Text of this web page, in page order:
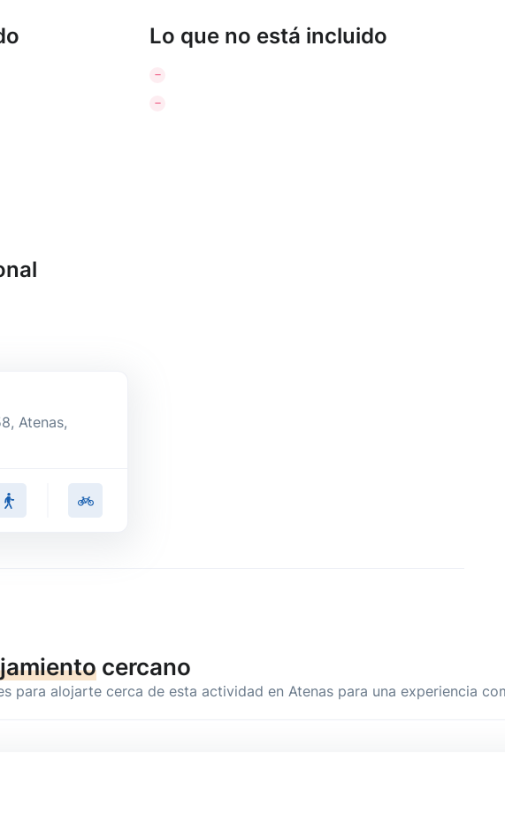
Lo que no está incluido
, Atenas,
cercano
para alojarte cerca de esta actividad en Atenas para una experiencia